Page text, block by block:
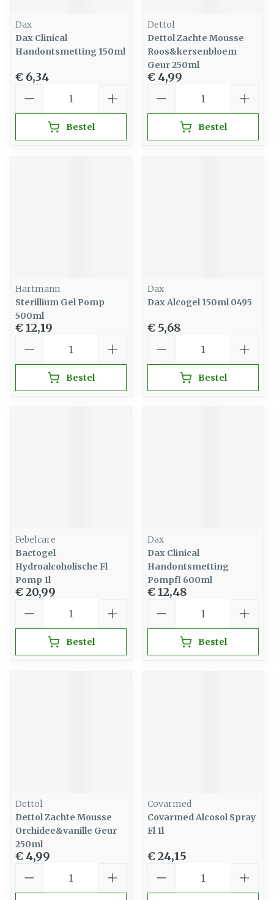
Dax
Dax Clinical
Handontsmetting 150ml
€ 6,34
Bestel
Dettol
Dettol Zachte Mousse
Roos&kersenbloem
Geur 250ml
€ 4,99
Bestel
Hartmann
Sterillium Gel Pomp
500ml
€ 12,19
Bestel
Dax
Dax Alcogel 150ml 0495
€ 5,68
Bestel
Febelcare
Bactogel
Hydroalcoholische Fl
Pomp 1l
€ 20,99
Bestel
Dax
Dax Clinical
Handontsmetting
Pompfl 600ml
€ 12,48
Bestel
Dettol
Dettol Zachte Mousse
Orchidee&vanille Geur
250ml
€ 4,99
Covarmed
Covarmed Alcosol Spray
Fl 1l
€ 24,15